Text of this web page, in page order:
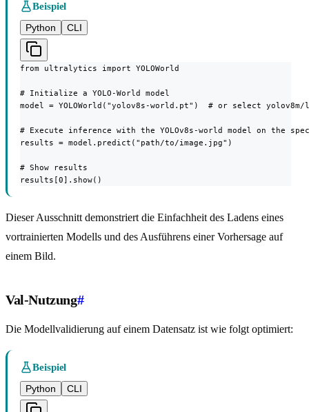
Beispiel
Python
CLI
from ultralytics import YOLOWorld
# Initialize a YOLO-World model
model = YOLOWorld("yolov8s-world.pt")  # or select
# Execute inference with the YOLOv8s-world model on the
results = model.predict("path/to/image.jpg")
# Show results
results[0].show()
Dieser Ausschnitt demonstriert die Einfachheit des Ladens eines
vortrainierten Modells und des Ausführens einer Vorhersage auf
einem Bild.
Val-Nutzung#
Die Modellvalidierung auf einem Datensatz ist wie folgt optimiert:
Beispiel
Python
CLI